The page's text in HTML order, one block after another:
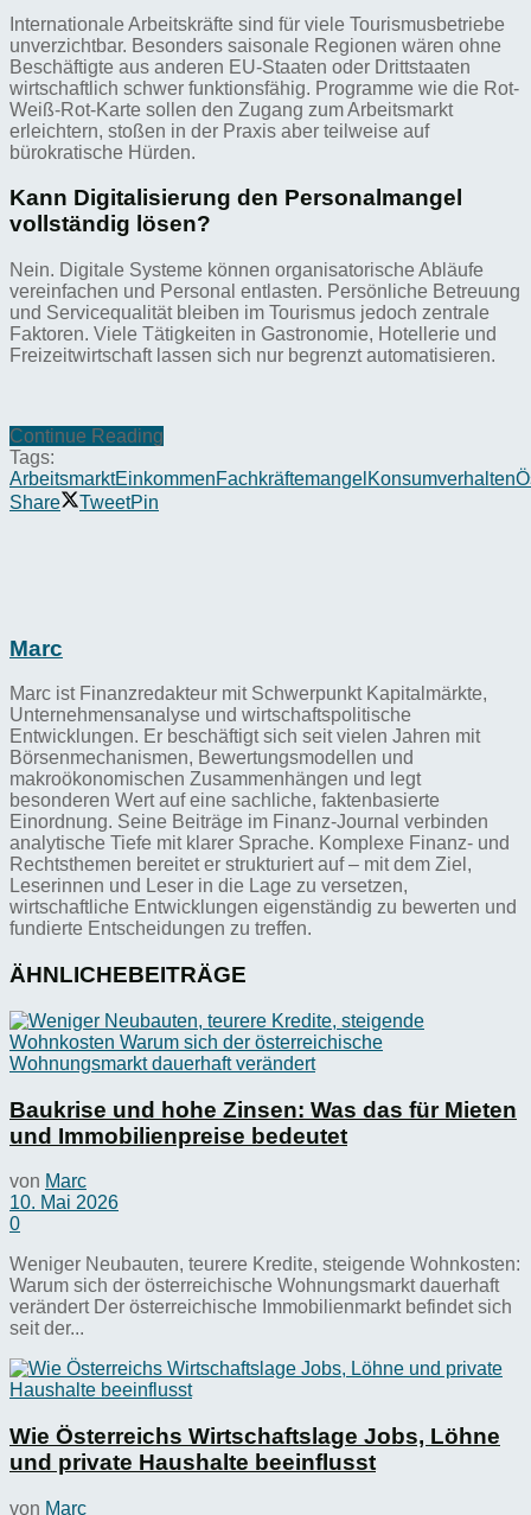
Internationale Arbeitskräfte sind für viele Tourismusbetriebe
unverzichtbar. Besonders saisonale Regionen wären ohne
Beschäftigte aus anderen EU-Staaten oder Drittstaaten
wirtschaftlich schwer funktionsfähig. Programme wie die Rot-
Weiß-Rot-Karte sollen den Zugang zum Arbeitsmarkt
erleichtern, stoßen in der Praxis aber teilweise auf
bürokratische Hürden.
Kann Digitalisierung den Personalmangel
vollständig lösen?
Nein. Digitale Systeme können organisatorische Abläufe
vereinfachen und Personal entlasten. Persönliche Betreuung
und Servicequalität bleiben im Tourismus jedoch zentrale
Faktoren. Viele Tätigkeiten in Gastronomie, Hotellerie und
Freizeitwirtschaft lassen sich nur begrenzt automatisieren.
Continue Reading
Tags:
ArbeitsmarktEinkommenFachkräftemangel Konsumverhalten
Share
TweetPin
Marc
Marc ist Finanzredakteur mit Schwerpunkt Kapitalmärkte,
Unternehmensanalyse und wirtschaftspolitische
Entwicklungen. Er beschäftigt sich seit vielen Jahren mit
Börsenmechanismen, Bewertungsmodellen und
makroökonomischen Zusammenhängen und legt
besonderen Wert auf eine sachliche, faktenbasierte
Einordnung. Seine Beiträge im Finanz-Journal verbinden
analytische Tiefe mit klarer Sprache. Komplexe Finanz- und
Rechtsthemen bereitet er strukturiert auf – mit dem Ziel,
Leserinnen und Leser in die Lage zu versetzen,
wirtschaftliche Entwicklungen eigenständig zu bewerten und
fundierte Entscheidungen zu treffen.
ÄHNLICHEBEITRÄGE
Baukrise und hohe Zinsen: Was das für Mieten
und Immobilienpreise bedeutet
von Marc
10. Mai 2026
0
Weniger Neubauten, teurere Kredite, steigende Wohnkosten:
Warum sich der österreichische Wohnungsmarkt dauerhaft
verändert Der österreichische Immobilienmarkt befindet sich
seit der...
Wie Österreichs Wirtschaftslage Jobs, Löhne
und private Haushalte beeinflusst
von Marc